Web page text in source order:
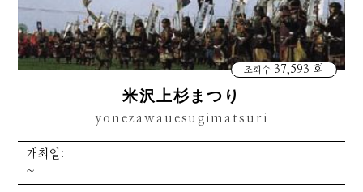
조회수37,593 회
米沢上杉まつり
yonezawauesugimatsuri
개최일:
~